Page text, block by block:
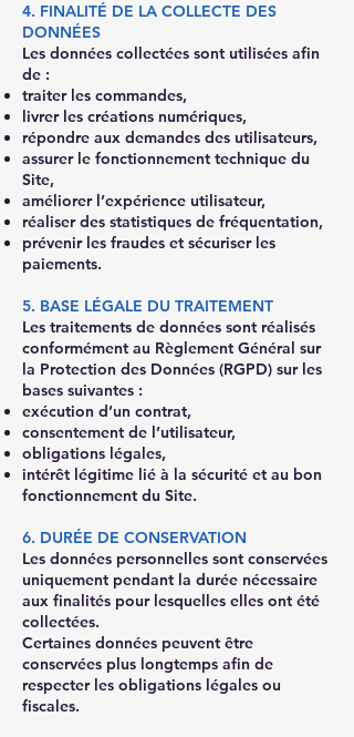
4. FINALITÉ DE LA COLLECTE DES
DONNÉES
Les données collectées sont utilisées afin
de :
traiter les commandes,
livrer les créations numériques,
répondre aux demandes des utilisateurs,
assurer le fonctionnement technique du
Site,
améliorer l’expérience utilisateur,
réaliser des statistiques de fréquentation,
prévenir les fraudes et sécuriser les
paiements.
5. BASE LÉGALE DU TRAITEMENT
Les traitements de données sont réalisés
conformément au Règlement Général sur
la Protection des Données (RGPD) sur les
bases suivantes :
exécution d’un contrat,
consentement de l’utilisateur,
obligations légales,
intérêt légitime lié à la sécurité et au bon
fonctionnement du Site.
6. DURÉE DE CONSERVATION
Les données personnelles sont conservées
uniquement pendant la durée nécessaire
aux finalités pour lesquelles elles ont été
collectées.
Certaines données peuvent être
conservées plus longtemps afin de
respecter les obligations légales ou
fiscales.